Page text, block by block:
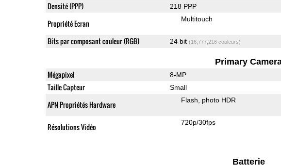
Densité (PPP) 218 PPP
Propriété Ecran Multitouch
Bits par composant couleur (RGB) 24 bit (16,777,216 couleurs)
Primary
Mégapixel 8-MP
Taille Capteur Small
APN Propriétés Hardware Flash photo HDR
Résolutions Vidéo 720p/30fps
Batterie